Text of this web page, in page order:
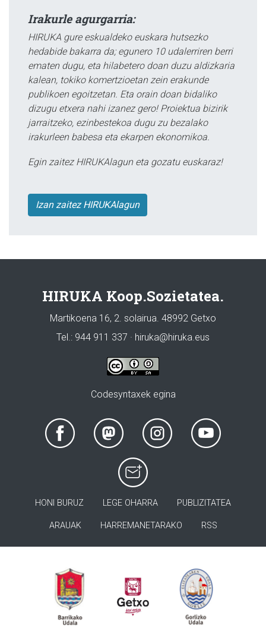
Irakurle agurgarria:
HIRUKA gure eskualdeko euskara hutsezko
hedabide bakarra da; egunero 10 udalerriren berri
ematen dugu, eta hilabetero doan duzu aldizkaria
kalean, tokiko komertzioetan zein erakunde
publikoen egoitzetan. Eta orain doan bidaliko
dizugu etxera nahi izanez gero! Proiektua bizirik
jarraitzeko, ezinbestekoa dugu zu bezalako
irakurleen babesa eta ekarpen ekonomikoa.
Egin zaitez HIRUKAlagun eta gozatu euskaraz!
Izan zaitez HIRUKAlagun
HIRUKA Koop.Sozietatea.
Martikoena 16, 2. solairua. 48992 Getxo
Tel.: 944 911 337 · hiruka@hiruka.eus
Codesyntaxek egina
HONI BURUZ LEGE OHARRA PUBLIZITATEA
ARAUAK HARREMANETARAKO RSS